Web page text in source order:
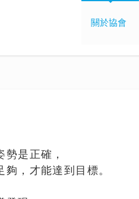
關於協會
是正確，
，才能達到目標。